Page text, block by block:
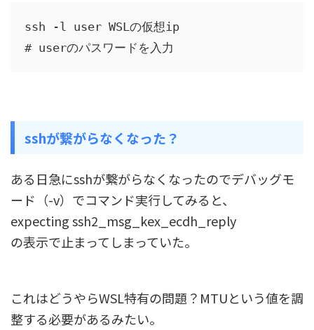
ssh -l user WSLの仮想ip
# userのパスワードを入力
sshが繋がらなくなった？
ある日急にsshが繋がらなくなったのでデバッグモ
ード（-v）でコマンド実行してみると、
expecting ssh2_msg_kex_ecdh_reply
の表示で止まってしまっていた。
これはどうやらWSL特有の問題？MTUという値を調
整する必要があるみたい。